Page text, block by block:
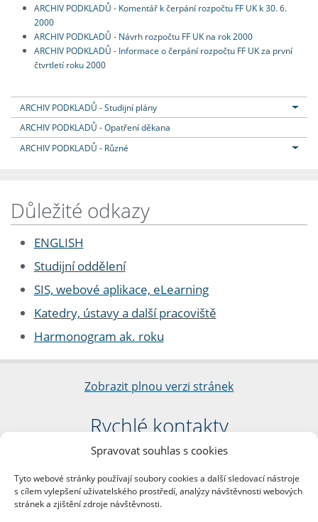
Spravovat souhlas s cookies
Tyto webové stránky používají soubory cookies a další sledovací nástroje
s cílem vylepšení uživatelského prostředí, analýzy návštěvnosti webových
stránek a zjištění zdroje návštěvnosti.
ARCHIV PODKLADŮ - Komentář k čerpání rozpočtu FF UK k 30. 6.
2000
ARCHIV PODKLADŮ - Návrh rozpočtu FF UK na rok 2000
ARCHIV PODKLADŮ - Informace o čerpání rozpočtu FF UK za první
čtvrtletí roku 2000
ARCHIV PODKLADŮ - Studijní plány
ARCHIV PODKLADŮ - Opatření děkana
ARCHIV PODKLADŮ - Různé
Důležité odkazy
ENGLISH
Studijní oddělení
SIS, webové aplikace, eLearning
Katedry, ústavy a další pracoviště
Harmonogram ak. roku
Zobrazit plnou verzi stránek
Rychlé kontakty
Filozofická fakulta
nám. Jana Palacha 1/2
116 38 Praha 1